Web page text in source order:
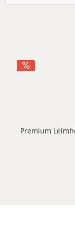
Premium